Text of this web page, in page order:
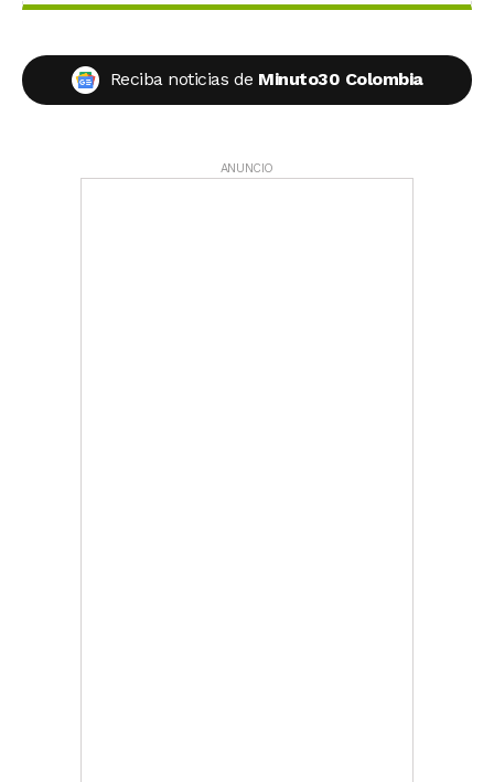
Reciba noticias de Minuto30 Colombia
ANUNCIO